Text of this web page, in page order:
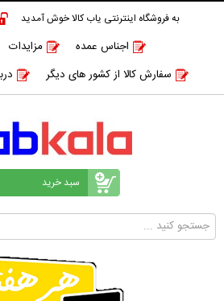
به فروشگاه اینترنتی یاب کالا خوش آمدید
اجناس عمده مزایدات
سفارش کالا از کشور های دیگر
سبد خرید